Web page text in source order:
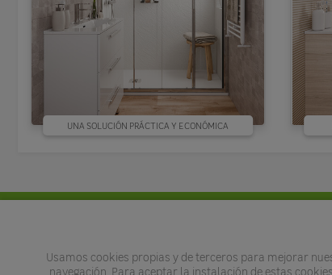
UNA SOLUCIÓN PRÁCTICA Y ECONÓMICA
Estores enrollables
Usamos cookies propias y de terceros para mejorar
navegación. Para aceptar la instalación de estas